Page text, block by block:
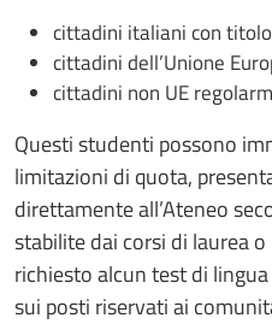
cittadini italiani con
cittadini dell’Unione
cittadini non UE
Questi studenti possono
limitazioni di quota,
direttamente all’Ateneo
stabilite dai corsi di laurea
richiesto alcun test di
sui posti riservati ai